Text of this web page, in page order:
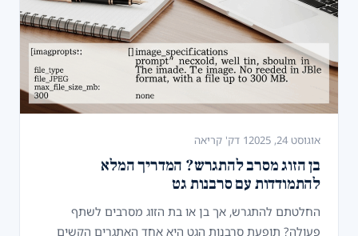
אוגוסט 24, 2025 1 דק' קריאה
בן הזוג מסרב להתגרש? המדריך המלא
להתמודדות עם סרבנות גט
החלטתם להתגרש, אך בן או בת הזוג מסרבים לשתף
פעולה? תופעת סרבנות הגט היא אחד האתגרים הקשים